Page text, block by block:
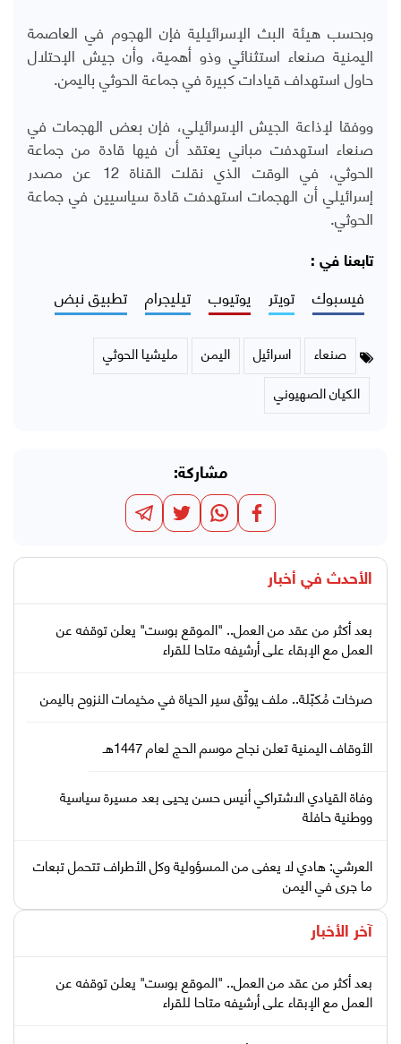
وبحسب هيئة البث الإسرائيلية فإن الهجوم في العاصمة
اليمنية صنعاء استثنائي وذو أهمية، وأن جيش الإحتلال
حاول استهداف قيادات كبيرة في جماعة الحوثي باليمن.
ووفقا لإذاعة الجيش الإسرائيلي، فإن بعض الهجمات في
صنعاء استهدفت مباني يعتقد أن فيها قادة من جماعة
الحوثي، في الوقت الذي نقلت
القناة 12 عن مصدر
إسرائيلي أن الهجمات استهدفت قادة سياسيين في جماعة
الحوثي.
تابعنا في :
فيسبوك تويتر يوتيوب تيليجرام تطبيق نبض
صنعاء اسرائيل اليمن
مليشيا الحوثي
الكيان الصهيوني
مشاركة:
الأحدث في أخبار
بعد أكثر من عقد من العمل.. "الموقع بوست" يعلن توقفه عن
العمل مع الإبقاء على أرشيفه متاحا للقراء
صرخات مُكبّلة.. ملف يوثّق سير الحياة في مخيمات النزوح باليمن
الأوقاف اليمنية تعلن نجاح موسم الحج لعام 1447هـ
وفاة القيادي الاشتراكي أنيس حسن يحيى بعد مسيرة سياسية
ووطنية حافلة
العرشي: هادي لا يعفى من المسؤولية وكل الأطراف تتحمل تبعات
ما جرى في اليمن
آخر الأخبار
بعد أكثر من عقد من العمل.. "الموقع بوست" يعلن توقفه عن
العمل مع الإبقاء على أرشيفه متاحا للقراء